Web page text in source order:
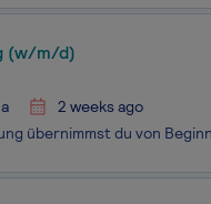
(w/m/d)
2 weeks ago